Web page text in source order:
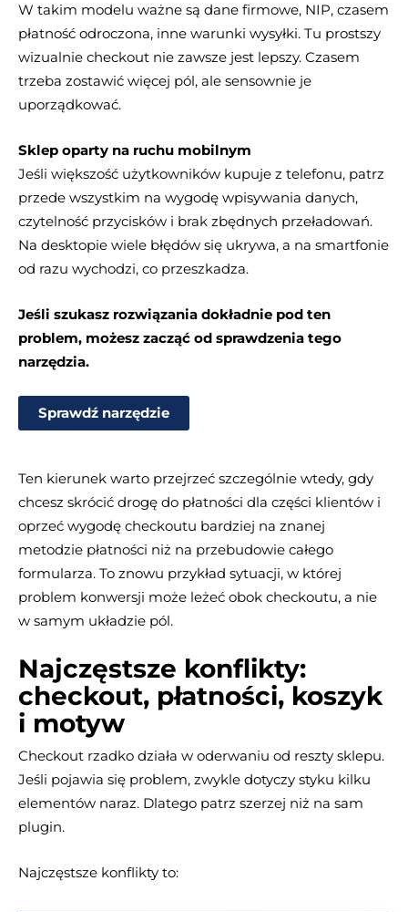
W takim modelu ważne są dane firmowe, NIP, czasem
płatność odroczona, inne warunki wysyłki. Tu prostszy
wizualnie checkout nie zawsze jest lepszy. Czasem
trzeba zostawić więcej pól, ale sensownie je
uporządkować.
Sklep oparty na ruchu mobilnym
Jeśli większość użytkowników kupuje z telefonu, patrz
przede wszystkim na wygodę wpisywania danych,
czytelność przycisków i brak zbędnych przeładowań.
Na desktopie wiele błędów się ukrywa, a na smartfonie
od razu wychodzi, co przeszkadza.
Jeśli szukasz rozwiązania dokładnie pod ten
problem, możesz zacząć od sprawdzenia tego
narzędzia.
Sprawdź narzędzie
Ten kierunek warto przejrzeć szczególnie wtedy, gdy
chcesz skrócić drogę do płatności dla części klientów i
oprzeć wygodę checkoutu bardziej na znanej
metodzie płatności niż na przebudowie całego
formularza. To znowu przykład sytuacji, w której
problem konwersji może leżeć obok checkoutu, a nie
w samym układzie pól.
Najczęstsze konflikty:
checkout, płatności, koszyk
i motyw
Checkout rzadko działa w oderwaniu od reszty sklepu.
Jeśli pojawia się problem, zwykle dotyczy styku kilku
elementów naraz. Dlatego patrz szerzej niż na sam
plugin.
Najczęstsze konflikty to: